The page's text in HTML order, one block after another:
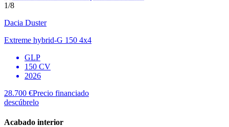
1/8
Dacia Duster
Extreme hybrid-G 150 4x4
GLP
150 CV
2026
28.700 €Precio financiado
descúbrelo
Acabado interior